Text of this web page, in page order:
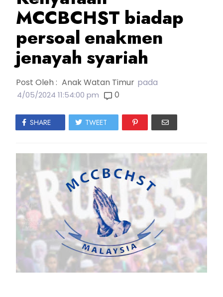
MCCBCHST biadap
persoal enakmen
jenayah syariah
Post Oleh : Anak Watan Timur pada
4/05/2024 11:54:00 pm 0
SHARE TWEET